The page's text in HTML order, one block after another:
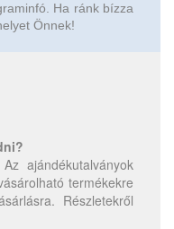
Ha ránk bízza
Önnek!
ajándékutalványok
termékekre
Részletekről